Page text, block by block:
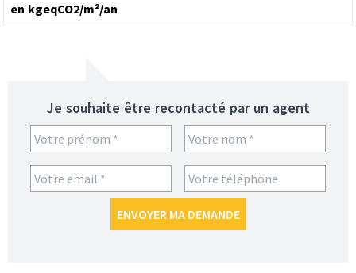
en kgeqCO2/m²/an
Je souhaite être recontacté par un agent
ENVOYER MA DEMANDE